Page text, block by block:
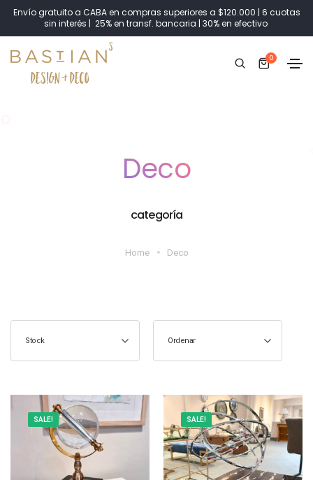
Envío gratuito a CABA en compras superiores a $120.000 | 6 cuotas
sin interés | 25% en transf. bancaria | 30% en efectivo
0
Deco
categoría
Home Deco
Stock Ordenar
SALE! SALE!